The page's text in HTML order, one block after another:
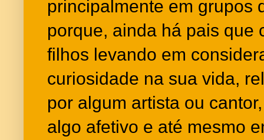
principalmente em grupos
porque, ainda há pais que
filhos levando em
curiosidade na sua vida,
por algum artista ou
algo afetivo e até mesmo